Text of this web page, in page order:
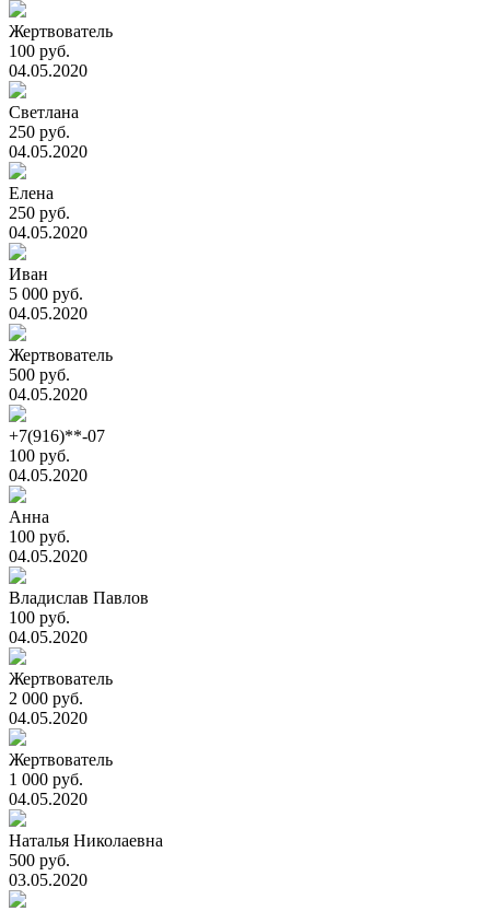
Жертвователь
100 руб.
04.05.2020
Светлана
250 руб.
04.05.2020
Елена
250 руб.
04.05.2020
Иван
5 000 руб.
04.05.2020
Жертвователь
500 руб.
04.05.2020
+7(916)**-07
100 руб.
04.05.2020
Анна
100 руб.
04.05.2020
Владислав Павлов
100 руб.
04.05.2020
Жертвователь
2 000 руб.
04.05.2020
Жертвователь
1 000 руб.
04.05.2020
Наталья Николаевна
500 руб.
03.05.2020